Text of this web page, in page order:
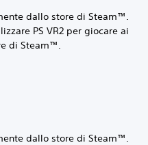
dallo store di Steam™.
PS VR2 per giocare ai
di Steam™.
dallo store di Steam™.